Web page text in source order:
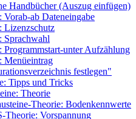
Handbücher (Auszug einfügen)
Vorab-ab Dateneingabe
Lizenzschutz
Sprachwahl
Programmstart-unter Aufzählung
Menüeintrag
festlegen"
Tipps und Tricks
Theorie
Theorie: Bodenkennwerte
Theorie: Vorspannung